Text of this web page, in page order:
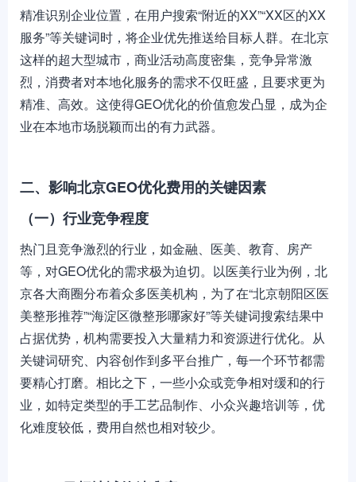
精准识别企业位置，在用户搜索“附近的XX”“XX区的XX
服务”等关键词时，将企业优先推送给目标人群。在北京
这样的超大型城市，商业活动高度密集，竞争异常激
烈，消费者对本地化服务的需求不仅旺盛，且要求更为
精准、高效。这使得GEO优化的价值愈发凸显，成为企
业在本地市场脱颖而出的有力武器。
二、影响北京GEO优化费用的关键因素
（一）行业竞争程度
热门且竞争激烈的行业，如金融、医美、教育、房产
等，对GEO优化的需求极为迫切。以医美行业为例，北
京各大商圈分布着众多医美机构，为了在“北京朝阳区医
美整形推荐”“海淀区微整形哪家好”等关键词搜索结果中
占据优势，机构需要投入大量精力和资源进行优化。从
关键词研究、内容创作到多平台推广，每一个环节都需
要精心打磨。相比之下，一些小众或竞争相对缓和的行
业，如特定类型的手工艺品制作、小众兴趣培训等，优
化难度较低，费用自然也相对较少。